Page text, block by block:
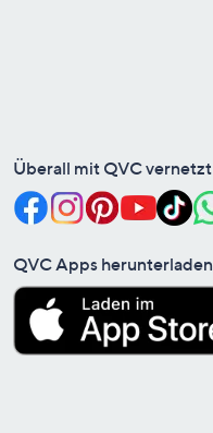
Überall mit QVC vernetzt
QVC Apps herunterladen